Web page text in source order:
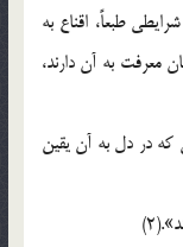
طبعاً، اقناع به
معرفت به آن دارند،
که در دل به آن یقین